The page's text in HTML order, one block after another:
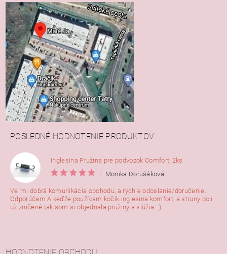
POSLEDNÉ HODNOTENIE PRODUKTOV
Inglesina Pružina pre podvozok Comfort, 2ks
|
Monika Dorušáková
Veľmi dobrá komunikácia obchodu, a rýchle odoslanie/doručenie.
Odporúčam A keďže používam kočík inglesina komfort, a struny boli
už zničené tak som si objednala pružiny a slúžia. :)